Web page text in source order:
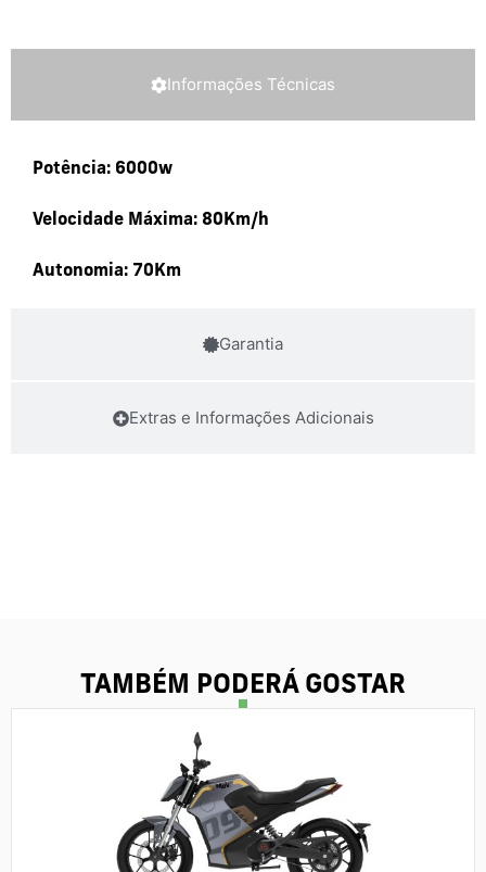
Informações Técnicas
Garantia
Extras e Informações Adicionais
Potência: 6000w
Velocidade Máxima: 80Km/h
Autonomia: 70Km
TAMBÉM PODERÁ GOSTAR